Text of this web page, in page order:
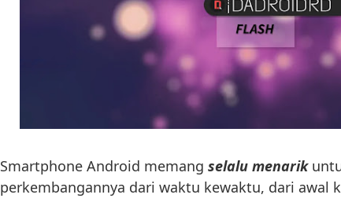
Smartphone Android memang selalu menarik
perkembangannya dari waktu kewaktu, dari awal